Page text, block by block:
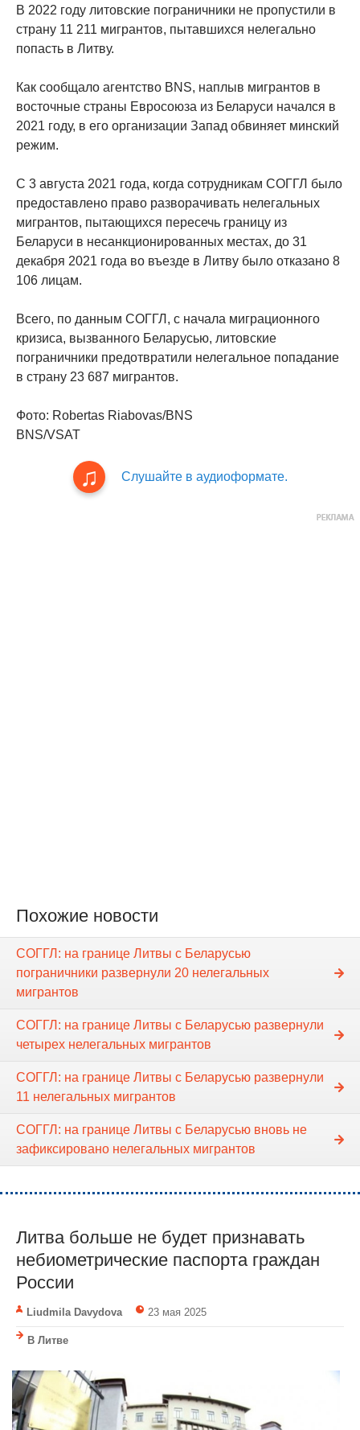
В 2022 году литовские пограничники не пропустили в
страну 11 211 мигрантов, пытавшихся нелегально
попасть в Литву.
Как сообщало агентство BNS, наплыв мигрантов в
восточные страны Евросоюза из Беларуси начался в
2021 году, в его организации Запад обвиняет минский
режим.
С 3 августа 2021 года, когда сотрудникам СОГГЛ было
предоставлено право разворачивать нелегальных
мигрантов, пытающихся пересечь границу из
Беларуси в несанкционированных местах, до 31
декабря 2021 года во въезде в Литву было отказано 8
106 лицам.
Всего, по данным СОГГЛ, с начала миграционного
кризиса, вызванного Беларусью, литовские
пограничники предотвратили нелегальное попадание
в страну 23 687 мигрантов.
Фото: Robertas Riabovas/BNS
BNS/VSAT
Слушайте в аудиоформате.
Похожие новости
СОГГЛ: на границе Литвы с Беларусью
пограничники развернули 20 нелегальных
мигрантов
СОГГЛ: на границе Литвы с Беларусью развернули
четырех нелегальных мигрантов
СОГГЛ: на границе Литвы с Беларусью развернули
11 нелегальных мигрантов
СОГГЛ: на границе Литвы с Беларусью вновь не
зафиксировано нелегальных мигрантов
Литва больше не будет признавать
небиометрические паспорта граждан
России
Liudmila Davydova 23 мая 2025
В Литве